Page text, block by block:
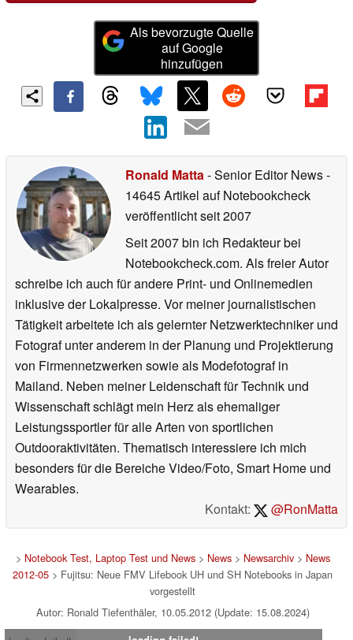
Als bevorzugte Quelle
auf Google
hinzufügen
Ronald Matta- Senior Editor News-
14645 Artikel auf Notebookcheck
veröffentlichtseit 2007
Seit 2007 bin ich Redakteur bei
Notebookcheck.com. Als freier Autor
schreibe ich auch für andere Print- und Onlinemedien
inklusive der Lokalpresse. Vor meiner journalistischen
Tätigkeit arbeitete ich als gelernter Netzwerktechniker und
Fotograf unter anderem in der Planung und Projektierung
von Firmennetzwerken sowie als Modefotograf in
Mailand. Neben meiner Leidenschaft für Technik und
Wissenschaft schlägt mein Herz als ehemaliger
Leistungssportler für alle Arten von sportlichen
Outdooraktivitäten. Thematisch interessiere ich mich
besonders für die Bereiche Video/Foto, Smart Home und
Wearables.
Kontakt:
@RonMatta
> Notebook Test, Laptop Test und News> News> Newsarchiv> News
2012-05 > Fujitsu: Neue FMV Lifebook UH und SH Notebooks in Japan
vorgestellt
Autor: Ronald Tiefenthäler, 10.05.2012 (Update: 15.08.2024)